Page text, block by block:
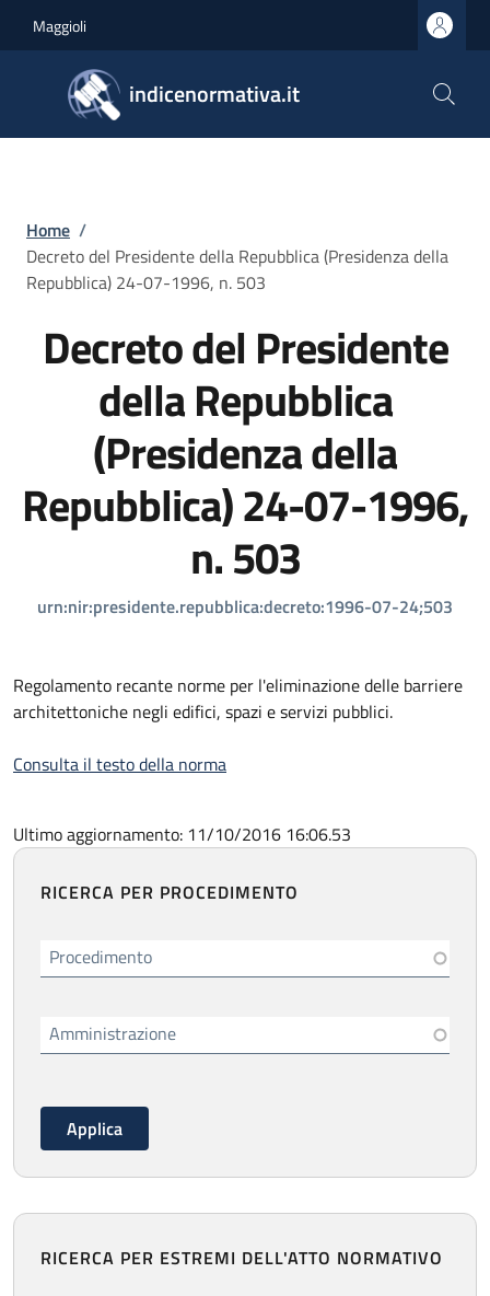
Maggioli
indicenormativa.it
Briciole di pane
Home /
Decreto del Presidente della Repubblica (Presidenza della
Repubblica) 24-07-1996, n. 503
Decreto del Presidente
della Repubblica
(Presidenza della
Repubblica) 24-07-1996,
n. 503
urn:nir:presidente.repubblica:decreto:1996-07-24;503
Regolamento recante norme per l'eliminazione delle barriere
architettoniche negli edifici, spazi e servizi pubblici.
Consulta il testo della norma
Ultimo aggiornamento: 11/10/2016 16:06.53
RICERCA PER PROCEDIMENTO
Procedimento
Amministrazione
RICERCA PER ESTREMI DELL'ATTO NORMATIVO